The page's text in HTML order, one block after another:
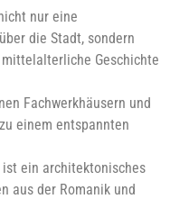
nur eine
die Stadt, sondern
Geschichte
Fachwerkhäusern und
einem entspannten
ist ein architektonisches
aus der Romanik und